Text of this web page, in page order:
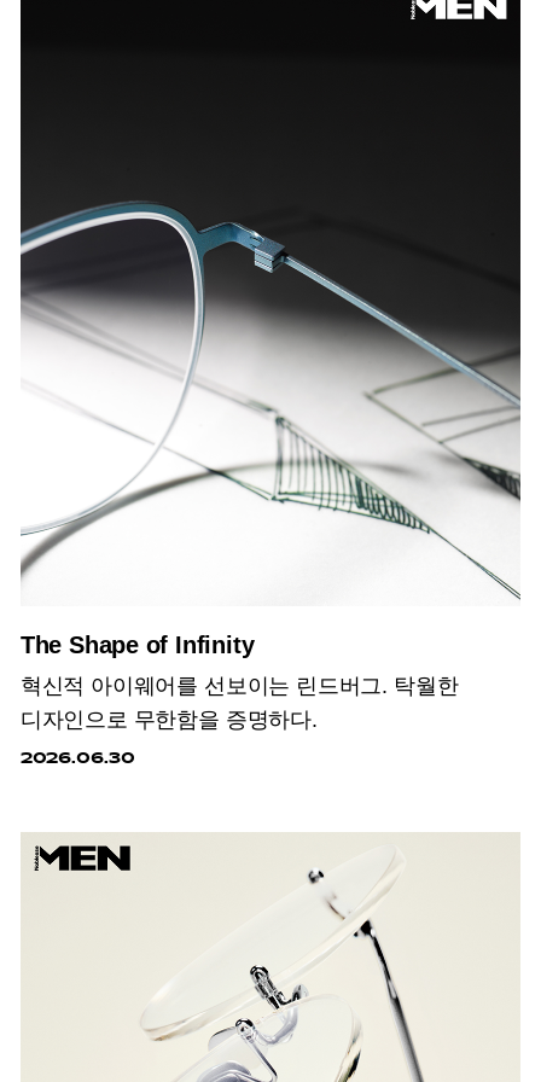
The Shape of Infinity
혁신적 아이웨어를 선보이는 린드버그. 탁월한
디자인으로 무한함을 증명하다.
2026.06.30